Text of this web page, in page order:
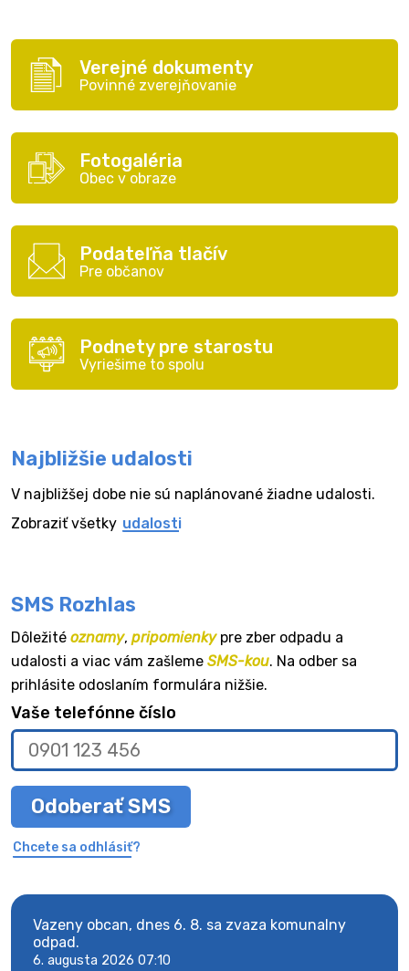
Verejné dokumenty
Povinné zverejňovanie
Fotogaléria
Obec v obraze
Podateľňa tlačív
Pre občanov
Podnety pre starostu
Vyriešime to spolu
Najbližšie udalosti
V najbližšej dobe nie sú naplánované žiadne udalosti.
Zobraziť všetky udalosti
SMS Rozhlas
Dôležité oznamy, pripomienkypre zber odpadu a
udalosti a viac vám zašleme SMS-kou. Na odber sa
prihlásite odoslaním formulára nižšie.
Vaše telefónne číslo
Odoberať SMS
Chcete sa odhlásiť?
Vazeny obcan, dnes 6. 8. sa zvaza komunalny
odpad.
6. augusta 2026 07:10